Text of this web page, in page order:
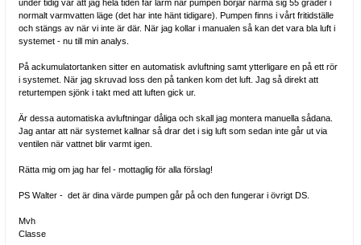
under tidig vår att jag hela tiden får larm när pumpen börjar närma sig 55 grader i
normalt varmvatten läge (det har inte hänt tidigare). Pumpen finns i vårt fritidställe
och stängs av när vi inte är där. När jag kollar i manualen så kan det vara bla luft i
systemet - nu till min analys.
På ackumulatortanken sitter en automatisk avluftning samt ytterligare en på ett rör
i systemet. När jag skruvad loss den på tanken kom det luft. Jag så direkt att
returtempen sjönk i takt med att luften gick ur.
Är dessa automatiska avluftningar dåliga och skall jag montera manuella sådana.
Jag antar att när systemet kallnar så drar det i sig luft som sedan inte går ut via
ventilen när vattnet blir varmt igen.
Rätta mig om jag har fel - mottaglig för alla förslag!
PS Walter - det är dina värde pumpen går på och den fungerar i övrigt DS.
Mvh
Classe